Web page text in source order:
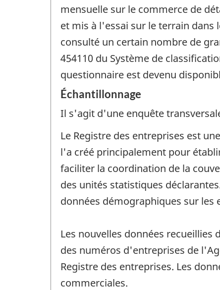
mensuelle sur le commerce de
et mis à l'essai sur le terrain dans
consulté un certain nombre de
454110 du Système de
questionnaire est devenu
Échantillonnage
Il s'agit d'une enquête
Le Registre des entreprises est
l'a créé principalement pour
faciliter la coordination de la
des unités statistiques
données démographiques sur les
Les nouvelles données
des numéros d'entreprises de
Registre des entreprises. Les
commerciales.